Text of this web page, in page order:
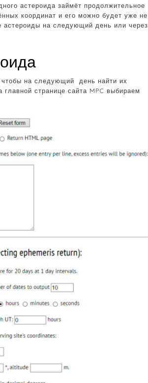
астероида займёт продолжительное
координат и его можно будет уже не
астероиды на следующий день или через
на следующий день найти их
странице сайта MPC выбираем